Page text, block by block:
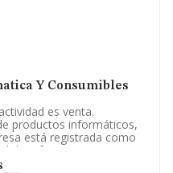
Y Consumibles
es venta.
productos informáticos,
está registrada como
de referencia CNAE
menor de aparatos